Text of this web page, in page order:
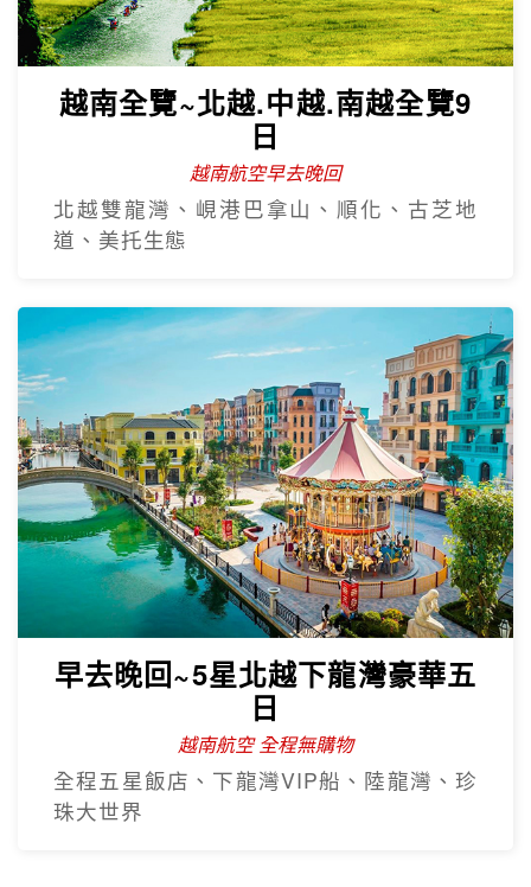
北越雙龍灣、峴港巴拿山、順化、古芝地
道、美托生態
早去晚回~5星北越下龍灣豪華五
日
越南航空 全程無購物
全程五星飯店、下龍灣VIP船、陸龍灣、珍
珠大世界
熱門韓國遊
Hot Sale